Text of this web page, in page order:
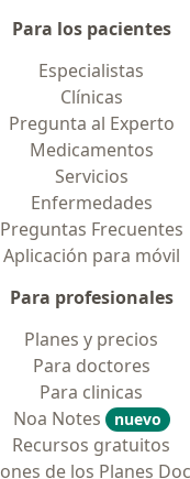
Para los pacientes
Especialistas
Clínicas
Pregunta al Experto
Medicamentos
Servicios
Enfermedades
Preguntas Frecuentes
Aplicación para móvil
Para profesionales
Planes y precios
Para doctores
Para clinicas
Noa Notes
nuevo
Recursos gratuitos
de los Planes